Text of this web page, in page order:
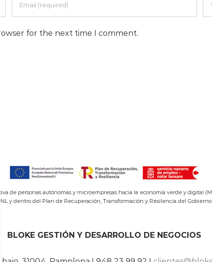
for the next time I comment.
de personas autónomas y microempresas hacia la economía verde y digital
y dentro del Plan de Recuperación, Transformación y Resilencia del Gobierno
BLOKE GESTIÓN Y DESARROLLO DE NEGOCIOS